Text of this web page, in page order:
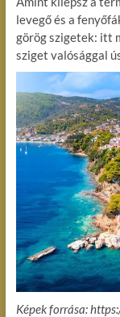
levegő és a
görög szigetek: itt
sziget valósággal
Képek forrása: